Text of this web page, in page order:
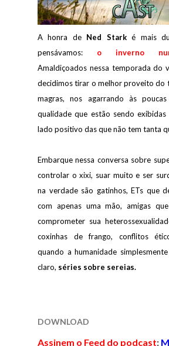
A honra de Ned Starké mais
pensávamos: o inverno
Amaldiçoados nessa temporada do
decidimos tirar o melhor proveito do
magras, nos agarrando às
qualidade que estão sendo
lado positivo das que não tem tanta
Embarque nessa conversa sobre
controlar o xixi, suar muito e ser
na verdade são gatinhos, ETs que
com apenas uma mão, amigas
comprometer sua
coxinhas de frango, conflitos
quando a humanidade
claro, séries sobre sereias.
DOWNLOAD
Assinem o Feed do podcast: